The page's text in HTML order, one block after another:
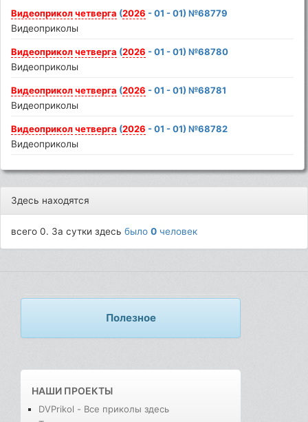
Видеоприкол четверга (2026 - 01 - 01) №68779
Видеоприколы
Видеоприкол четверга (2026 - 01 - 01) №68780
Видеоприколы
Видеоприкол четверга (2026 - 01 - 01) №68781
Видеоприколы
Видеоприкол четверга (2026 - 01 - 01) №68782
Видеоприколы
Здесь находятся
всего 0. За сутки здесьбыло0 человек
Полезное
НАШИ ПРОЕКТЫ
DVPrikol - Все приколы здесь